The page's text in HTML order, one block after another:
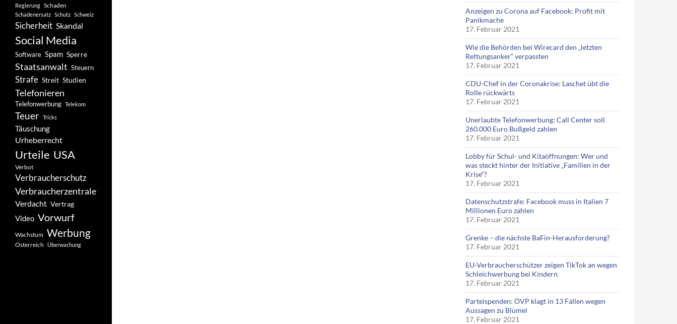
Anzeigen zu Corona auf Facebook: Profit mit
Panikmache
17. Februar 2021
Wie die Behörden bei Wirecard den „letzten
Rettungsanker“ verpassten
17. Februar 2021
CDU-Chef in der Coronakrise: Laschet übt die
Rolle rückwärts
17. Februar 2021
Unerlaubte Telefonwerbung: Call Center soll
260.000 Euro Bußgeld zahlen
17. Februar 2021
Lobby für Schul- und Kitaöffnungen: Wer und
was steckt hinter der Initiative „Familien in der
Krise“?
17. Februar 2021
Datenschutzstrafe: Facebook muss in Italien 7
Millionen Euro zahlen
17. Februar 2021
Grenke – die nächste BaFin-Herausforderung?
17. Februar 2021
EU-Verbraucherschützer zeigen TikTok an wegen
Schleichwerbung bei Kindern
17. Februar 2021
Parteispenden: ÖVP klagt in 13 Fällen wegen
Aussagen zu Blümel
17. Februar 2021
Regierung Schaden
Schadenersatz Schutz Schweiz
Sicherheit Skandal
Social Media
Software Spam Sperre
Staatsanwalt Steuern
Strafe Streit Studien
Telefonieren
Telefonwerbung Telekom
Teuer Tricks
Täuschung
Urheberrecht
Urteile USA
Verbot
Verbraucherschutz
Verbraucherzentrale
Verdacht Vertrag
Video Vorwurf
Wachstum Werbung
Österreich Überwachung